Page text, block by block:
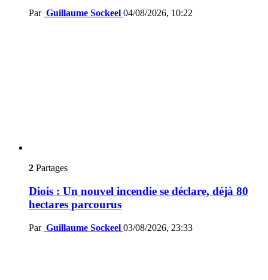
Par Guillaume Sockeel 04/08/2026, 10:22
2 Partages
Diois : Un nouvel incendie se déclare, déjà 80
hectares parcourus
Par Guillaume Sockeel 03/08/2026, 23:33